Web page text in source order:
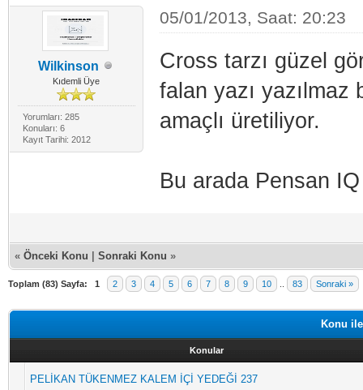
Wilkinson
Kıdemli Üye
Yorumları: 285
Konuları: 6
Kayıt Tarihi: 2012
05/01/2013, Saat: 20:23
Cross tarzı güzel
falan yazı
amaçlı üretiliyor.
Bu arada Pensan
« Önceki Konu Sonraki Konu »
Toplam (83) Sayfa: 1 2 3 4 5 6 7 8 9 10 83 Sonraki »
Konu
Konular
PELİKAN TÜKENMEZ KALEM İÇİ YEDEĞİ 237